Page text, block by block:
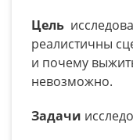
Цель
реалистичны
и почему
невозможно.
Задачи